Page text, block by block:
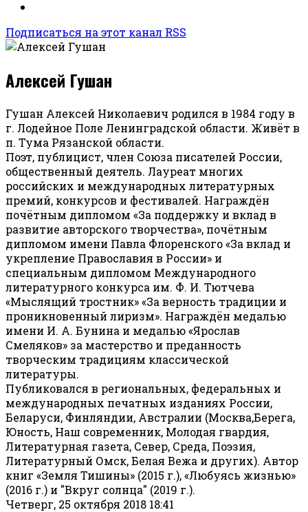
Подписаться на этот канал RSS
Алексей Гушан
Гушан Алексей Николаевич родился в 1984 году в
г. Лодейное Поле Ленинградской области. Живёт в
п. Тума Рязанской области.
Поэт, публицист, член Союза писателей России,
общественный деятель. Лауреат многих
российских и международных литературных
премий, конкурсов и фестивалей. Награждён
почётным дипломом «За поддержку и вклад в
развитие авторского творчества», почётным
дипломом имени Павла Флоренского «За вклад и
укрепление Православия в России» и
специальным дипломом Международного
литературного конкурса им. Ф. И. Тютчева
«Мыслящий тростник» «За верность традиции и
проникновенный лиризм». Награждён медалью
имени И. А. Бунина и медалью «Ярослав
Смеляков» за мастерство и преданность
творческим традициям классической
литературы.
Публиковался в региональных, федеральных и
международных печатных изданиях России,
Беларуси, Финляндии, Австралии (Москва,Берега,
Юность, Наш современник, Молодая гвардия,
Литературная газета, Север, Среда, Поэзия,
Литературный Омск, Белая Вежа и других). Автор
книг «Земля Тишины» (2015 г.), «Любуясь жизнью»
(2016 г.) и "Вкруг солнца" (2019 г.).
Четверг, 25 октября 2018 18:41